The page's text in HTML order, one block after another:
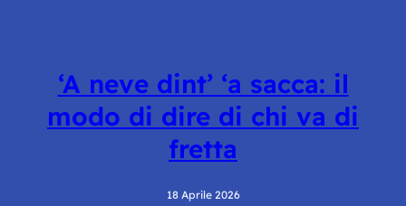
‘A neve dint’ ‘a sacca: il
modo di dire di chi va di
fretta
18 Aprile 2026